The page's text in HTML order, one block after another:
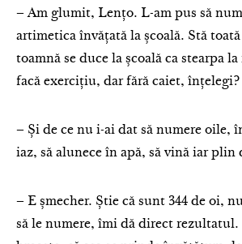
– Am glumit, Lențo. L-am pus să
artimetica învățată la școală. Stă
toamnă se duce la școală ca stearpa
facă exercițiu, dar fără caiet, înțelegi?
– Și de ce nu i-ai dat să numere oile,
iaz, să alunece în apă, să vină iar
– E șmecher. Știe că sunt 344 de oi,
să le numere, îmi dă direct rezultatul.